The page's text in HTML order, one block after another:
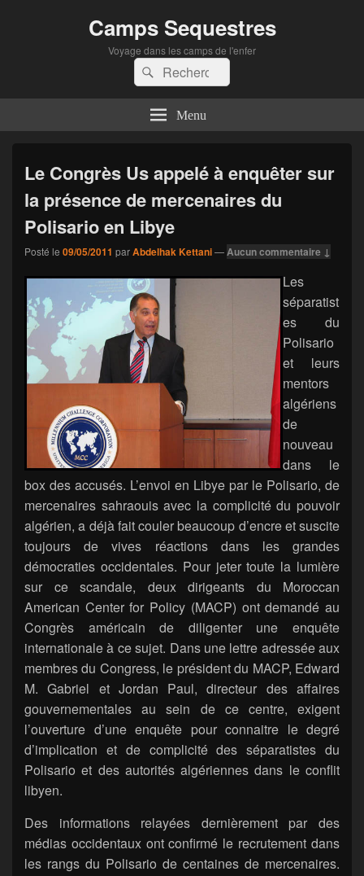
Camps Sequestres
Voyage dans les camps de l'enfer
Recherche :
Rechercher
Menu
Le Congrès Us appelé à enquêter sur
la présence de mercenaires du
Polisario en Libye
Posté le 09/05/2011 parAbdelhak Kettani—Aucun commentaire ↓
Les
séparatist
es du
Polisario
et leurs
mentors
algériens
de
nouveau
dans le
box des accusés. L’envoi en Libye par le Polisario, de
mercenaires sahraouis avec la complicité du pouvoir
algérien, a déjà fait couler beaucoup d’encre et suscite
toujours de vives réactions dans les grandes
démocraties occidentales. Pour jeter toute la lumière
sur ce scandale, deux dirigeants du Moroccan
American Center for Policy (MACP) ont demandé au
Congrès américain de diligenter une enquête
internationale à ce sujet. Dans une lettre adressée aux
membres du Congress, le président du MACP, Edward
M. Gabriel et Jordan Paul, directeur des affaires
gouvernementales au sein de ce centre, exigent
l’ouverture d’une enquête pour connaitre le degré
d’implication et de complicité des séparatistes du
Polisario et des autorités algériennes dans le conflit
libyen.
Des informations relayées dernièrement par des
médias occidentaux ont confirmé le recrutement dans
les rangs du Polisario de centaines de mercenaires.